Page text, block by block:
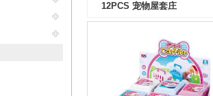
12PCS 宠物屋套庄